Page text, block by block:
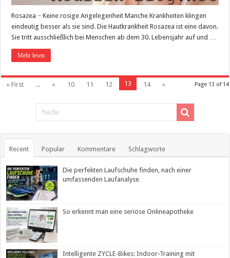
Rosazea − Keine rosige Angelegenheit Manche Krankheiten klingen
eindeutig besser als sie sind. Die Hautkrankheit Rosazea ist eine davon.
Sie tritt ausschließlich bei Menschen ab dem 30. Lebensjahr auf und …
Mehr lesen
Page 13 of 14
« First ... « 10 11 12 13 14 »
Recent Popular Kommentare Schlagworte
Die perfekten Laufschuhe finden, nach einer
umfassenden Laufanalyse
So erkennt man eine seriöse Onlineapotheke
Intelligente ZYCLE-Bikes: Indoor-Training mit